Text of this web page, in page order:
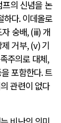
의 신념을 논
하다.이데올로
자 숭배, (iii) 개
제 거부, (v)기
주의로 대체,
포함한다.트
관련이 없다